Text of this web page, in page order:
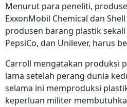
Menurut para peneliti,
ExxonMobil Chemical dan
produsen barang plastik sekali
PepsiCo, dan Unilever, harus
Carroll mengatakan produksi
lama setelah perang dunia
selama ini memproduksi
keperluan militer